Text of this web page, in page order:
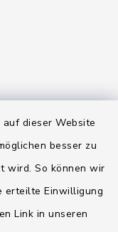
dieser Website
besser zu
wird. So können wir
erteilte Einwilligung
Link in unseren